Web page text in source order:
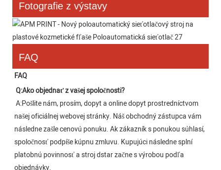
Fotografie z výstavy
FAQ
FAQ
Q:Ako objednať z vašej spoločnosti?
A:Pošlite nám, prosím, dopyt a online dopyt prostredníctvom
našej oficiálnej webovej stránky. Náš obchodný zástupca vám
následne zašle cenovú ponuku. Ak zákazník s ponukou súhlasí,
spoločnosť podpíše kúpnu zmluvu. Kupujúci následne splní
platobnú povinnosť a stroj dstar začne s výrobou podľa